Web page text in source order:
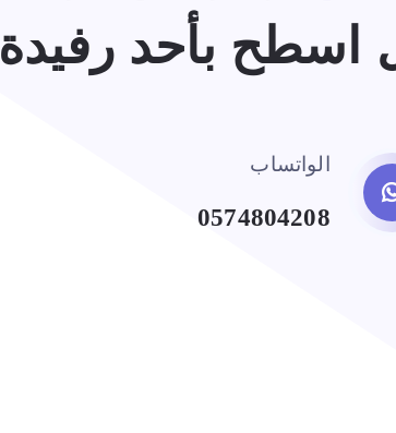
بأحد رفيدة
الواتساب
0574804208